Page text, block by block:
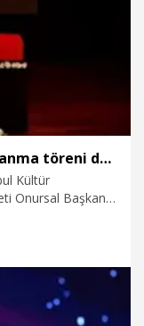
İKÜ’de Fahamettin Akıngüç için anma töreni düzenlendi
Kültür
Onursal Başkanı